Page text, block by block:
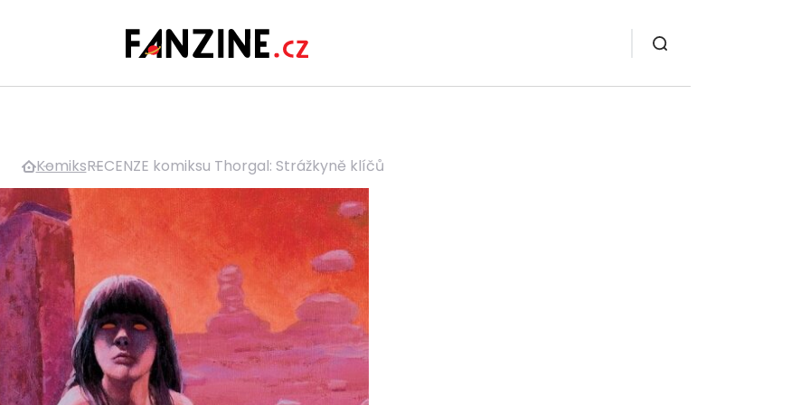
KomiksRECENZE komiksu Thorgal: Strážkyně klíčů